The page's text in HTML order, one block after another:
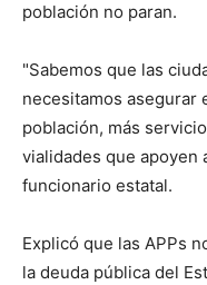
población no paran.
"Sabemos que las
necesitamos asegurar
población, más
vialidades que apoyen
funcionario estatal.
Explicó que las APPs
la deuda pública del